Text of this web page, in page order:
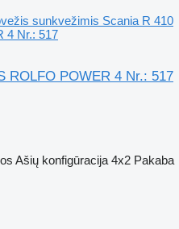
sunkvežimis Scania R 410
4 Nr.: 517
ROLFO POWER 4 Nr.: 517
Ašių konfigūracija 4x2 Pakaba